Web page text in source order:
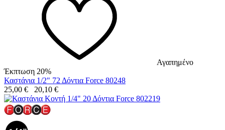
Αγαπημένο
Έκπτωση 20%
Καστάνια 1/2" 72 Δόντια Force 80248
25,00 € 20,10 €